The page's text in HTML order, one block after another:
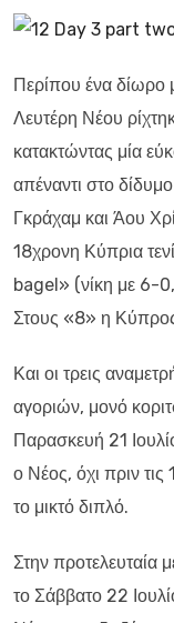
Περίπου ένα δίωρο
Λευτέρη Νέου
κατακτώντας μία
απέναντι στο
Γκράχαμ και Άου
18χρονη Κύπρια
bagel» (νίκη με 6-
Στους «8» η Κύπρος
Και οι τρεις
αγοριών, μονό
Παρασκευή 21
ο Νέος, όχι πριν
το μικτό διπλό.
Στην προτελευταία
το Σάββατο 22